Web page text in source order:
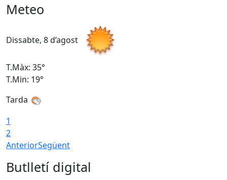
Meteo
Dissabte, 8 d’agost
T.Màx: 35°
T.Min: 19°
Tarda
1
2
AnteriorSegüent
Butlletí digital